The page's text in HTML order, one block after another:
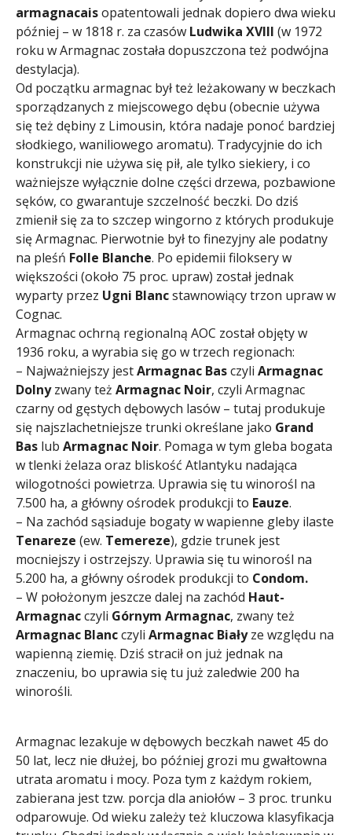
armagnacaisopatentowali jednak dopiero dwa wieku
później – w 1818 r. za czasów Ludwika XVIII (w 1972
roku w Armagnac została dopuszczona też podwójna
destylacja).
Od początku armagnac był też leżakowany w beczkach
sporządzanych z miejscowego dębu (obecnie używa
się też dębiny z Limousin, która nadaje ponoć bardziej
słodkiego, waniliowego aromatu). Tradycyjnie do ich
konstrukcji nie używa się pił, ale tylko siekiery, i co
ważniejsze wyłącznie dolne części drzewa, pozbawione
sęków, co gwarantuje szczelność beczki. Do dziś
zmienił się za to szczep wingorno z których produkuje
się Armagnac. Pierwotnie był to finezyjny ale podatny
na pleśń Folle Blanche. Po epidemii filoksery w
większości (około 75 proc. upraw) został jednak
wyparty przez Ugni Blancstawnowiący trzon upraw w
Cognac.
Armagnac ochrną regionalną AOC został objęty w
1936 roku, a wyrabia się go w trzech regionach:
– Najważniejszy jestArmagnac Basczyli Armagnac
Dolnyzwany też Armagnac Noir, czyli Armagnac
czarny od gęstych dębowych lasów – tutaj produkuje
się najszlachetniejsze trunki określane jako Grand
Bas lub Armagnac Noir. Pomaga w tym gleba bogata
w tlenki żelaza oraz bliskość Atlantyku nadająca
wilogotności powietrza. Uprawia się tu winorośl na
7.500 ha, a główny ośrodek produkcji to Eauze.
– Na zachód sąsiaduje bogaty w wapienne gleby ilaste
Tenareze (ew. Temereze), gdzie trunek jest
mocniejszy i ostrzejszy. Uprawia się tu winorośl na
5.200 ha, a główny ośrodek produkcji to Condom.
– W położonym jeszcze dalej na zachód Haut-
Armagnacczyli Górnym Armagnac, zwany też
Armagnac Blancczyli Armagnac Białyze względu na
wapienną ziemię. Dziś stracił on już jednak na
znaczeniu, bo uprawia się tu już zaledwie 200 ha
winorośli.
Armagnac lezakuje w dębowych beczkah nawet 45 do
50 lat, lecz nie dłużej, bo później grozi mu gwałtowna
utrata aromatu i mocy. Poza tym z każdym rokiem,
zabierana jest tzw. porcja dla aniołów – 3 proc. trunku
odparowuje. Od wieku zależy też kluczowa klasyfikacja